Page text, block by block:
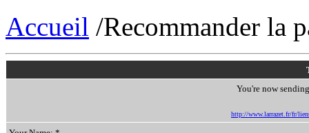
Accueil /Recommander la
You're now
http://www.larrazet.fr/fr/